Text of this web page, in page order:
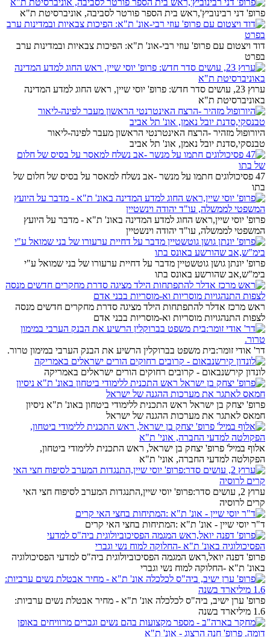
פרופ' דני רבינוביץ',ראש בית הספר פורטר לסביבה, אוניברסיטת ת"א
דוד ויצטום עם פרופ' עוזי רבי-אונ' ת"א: הפיכות צבאיות ובמדינות ערב
בפרט
ערוץ 23, עושים סדר חדש: פרופ' יוסי שיין, ראש החוג למדע המדינה
באוניברסיטת ת"א
היורופול מזהיר -הרצח האינטרנטי הראשון מעבר לפינה-ליאור
טבנסקי,סדנת יובל נאמן, אונ' תל אביב
47 פסיכולוגים חתמו על מנשר -אב נשלח למאסר על בסיס של חלום של
בתו
פרופ' יוסי שיין,ראש החוג למדע המדינה באונ' ת"א - מדבר על היועץ
המשפטי לממשלה, עו"ד יהודה וינשטיין
פרופ' יונתן גושן גוטשטיין מדבר על דחיית ערעורו של בני שמואל ע"י
בימ"ש,אב שהורשע באונס בתו
ראש מרכז אדלר להתפתחות הילד מציגה סדרת מחקרים חדשים מנסה
לצפות התנהגויות מוסריות וא-מוסריות בבני אדם
דר' אודי זומר:בית משפט בברוקלין הרשיע את הבנק הערבי במימון טרור.
לונדון קירשנבאום - קרובים רחוקים הורים ישראלים באמריקה
פרופ' יצחק בן ישראל ראש התכנית ללימודי ביטחון באונ' ת"א ניסיון
חמאס לאתגר את מערכות ההגנה של ישראל
אלוף במיל' פרופ' יצחק בן ישראל, ראש התכנית ללימודי ביטחון,
הפקולטה למדעי החברה, אוני' ת"א
ערוץ 2, עושים סדר:פרופ' יוסי שיין,התנגדות המערב לסיפוח חצי האי
קרים לרוסיה
ד"ר יוסי שיין - אונ' ת"א :המתיחות בחצי האי קרים
פרופ' דפנה יואל,ראש המגמה הפסיכוביולוגית ביה"ס למדעי הפסיכולוגיה
באונ' ת"א -החלוקה למוח נשי וגברי
פרופ' ערן ישיב, ביה"ס לכלכלה אונ' ת"א - מחיר אבטלת נשים ערביות:
1.6 מיליארד בשנה